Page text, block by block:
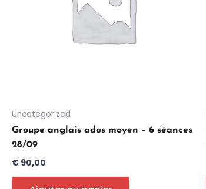
Uncategorized
Groupe anglais ados moyen – 6 séances
28/09
€ 90,00